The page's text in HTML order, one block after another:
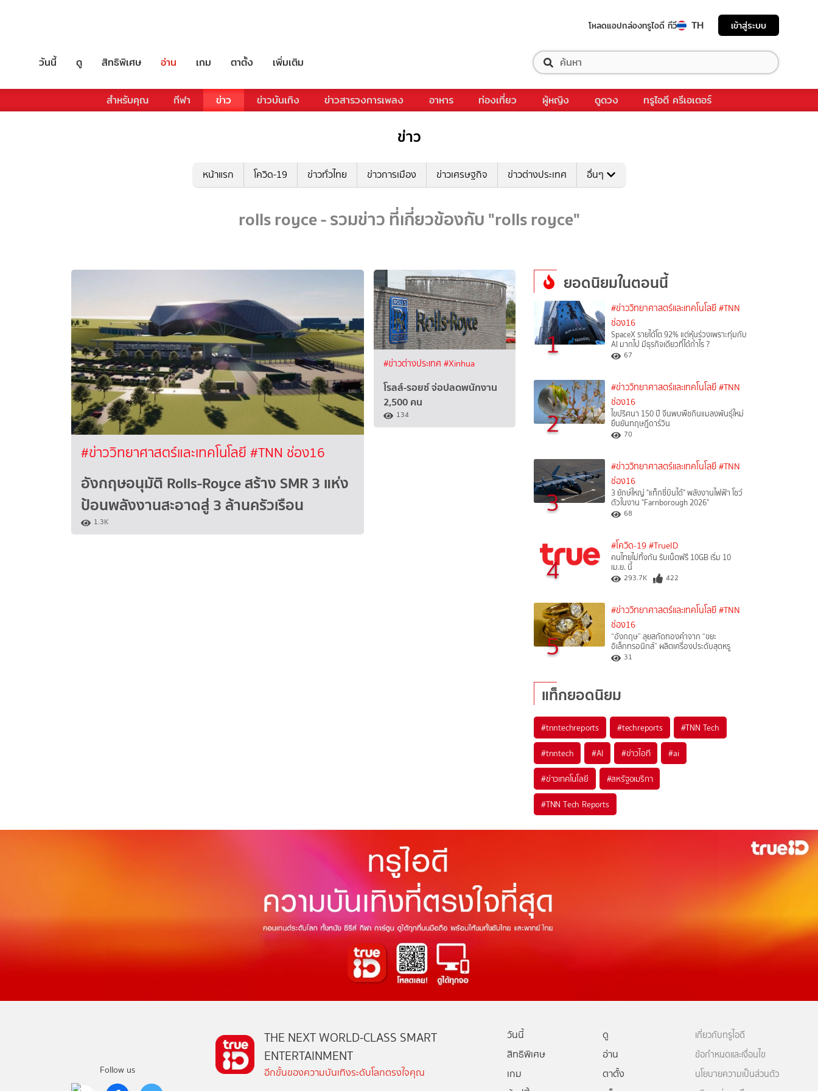
โหลดแอปกล่องทรูไอดี ทีวี TH เข้าสู่ระบบ
วันนี้ ดู สิทธิพิเศษ อ่าน เกม ตาตั้ง เพิ่มเติม
สำหรับคุณ กีฬา ข่าว ข่าวบันเทิง ข่าวสารวงการเพลง อาหาร ท่องเที่ยว ผู้หญิง ดูดวง ทรูไอดี ครีเอเตอร์
ข่าว
หน้าแรก โควิด-19 ข่าวทั่วไทย ข่าวการเมือง ข่าวเศรษฐกิจ ข่าวต่างประเทศ อื่นๆ
rolls royce - รวมข่าว ที่เกี่ยวข้องกับ "rolls royce"
#ข่าววิทยาศาสตร์และเทคโนโลยี #TNN ช่อง16
อังกฤษอนุมัติ Rolls-Royce สร้าง SMR 3 แห่ง
ป้อนพลังงานสะอาดสู่ 3 ล้านครัวเรือน
1.3K
#ข่าวต่างประเทศ#Xinhua
โรลส์-รอยซ์ จ่อปลดพนักงาน
2,500 คน
134
ยอดนิยมในตอนนี้
1
#ข่าววิทยาศาสตร์และเทคโนโลยี #TNN
ช่อง16
SpaceX รายได้โต 92% แต่หุ้นร่วงเพราะทุ่มกับ
AI มากไป มีธุรกิจเดียวที่ได้กำไร ?
67
2
#ข่าววิทยาศาสตร์และเทคโนโลยี #TNN
ช่อง16
ไขปริศนา 150 ปี จีนพบพืชกินแมลงพันธุ์ใหม่
ยืนยันทฤษฎีดาร์วิน
70
3
#ข่าววิทยาศาสตร์และเทคโนโลยี #TNN
ช่อง16
3 ยักษ์ใหญ่ "แท็กซี่บินได้" พลังงานไฟฟ้า โชว์
ตัวในงาน "Farnborough 2026"
68
4
#โควิด-19 #TrueID
คนไทยไม่ทิ้งกัน รับเน็ตฟรี 10GB เริ่ม 10
เม.ย. นี้
293.7K 422
5
#ข่าววิทยาศาสตร์และเทคโนโลยี #TNN
ช่อง16
“อังกฤษ” ลุยสกัดทองคำจาก “ขยะ
อิเล็กทรอนิกส์” ผลิตเครื่องประดับสุดหรู
31
แท็กยอดนิยม
#tnntechreports #techreports #TNN Tech
#tnntech #AI #ข่าวไอที #ai
#ข่าวเทคโนโลยี #สหรัฐอเมริกา
#TNN Tech Reports
Follow us
THE NEXT WORLD-CLASS SMART
ENTERTAINMENT
อีกขั้นของความบันเทิงระดับโลกตรงใจคุณ
วันนี้
ดู
สิทธิพิเศษ
อ่าน
เกม
ตาตั้ง
เกี่ยวกับทรูไอดี
ข้อกำหนดและเงื่อนไข
นโยบายความเป็นส่วนตัว